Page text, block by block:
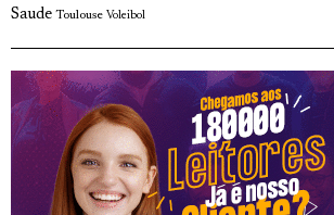
Saude Toulouse Voleibol